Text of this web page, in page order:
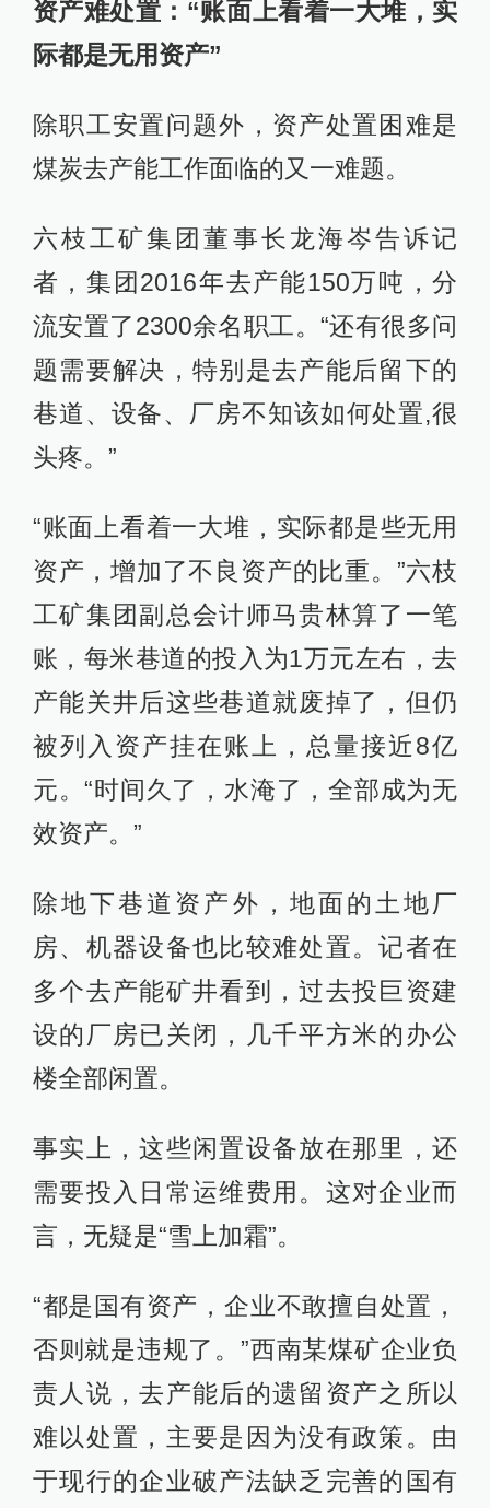
资产难处置：“账面上看着一大堆，实
际都是无用资产”
除职工安置问题外，资产处置困难是
煤炭去产能工作面临的又一难题。
六枝工矿集团董事长龙海岑告诉记
者，集团2016年去产能150万吨，分
流安置了2300余名职工。“还有很多问
题需要解决，特别是去产能后留下的
巷道、设备、厂房不知该如何处置,很
头疼。”
“账面上看着一大堆，实际都是些无用
资产，增加了不良资产的比重。”六枝
工矿集团副总会计师马贵林算了一笔
账，每米巷道的投入为1万元左右，去
产能关井后这些巷道就废掉了，但仍
被列入资产挂在账上，总量接近8亿
元。“时间久了，水淹了，全部成为无
效资产。”
除地下巷道资产外，地面的土地厂
房、机器设备也比较难处置。记者在
多个去产能矿井看到，过去投巨资建
设的厂房已关闭，几千平方米的办公
楼全部闲置。
事实上，这些闲置设备放在那里，还
需要投入日常运维费用。这对企业而
言，无疑是“雪上加霜”。
“都是国有资产，企业不敢擅自处置，
否则就是违规了。”西南某煤矿企业负
责人说，去产能后的遗留资产之所以
难以处置，主要是因为没有政策。由
于现行的企业破产法缺乏完善的国有